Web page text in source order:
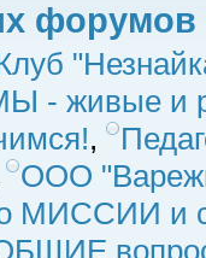
форумов
- живые и
,
ООО
МИССИИ и